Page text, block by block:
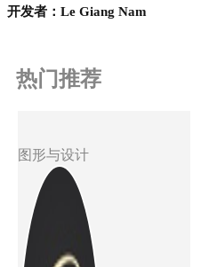
开发者：Le Giang Nam
热门推荐
图形与设计